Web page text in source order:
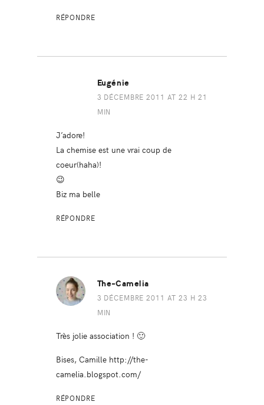
RÉPONDRE
Eugénie
3 DÉCEMBRE 2011 AT 22 H 21
MIN
J’adore!
La chemise est une vrai coup de
coeur(haha)!
😉
Biz ma belle
RÉPONDRE
The-Camelia
3 DÉCEMBRE 2011 AT 23 H 23
MIN
Très jolie association ! 🙂
Bises, Camille http://the-
camelia.blogspot.com/
RÉPONDRE